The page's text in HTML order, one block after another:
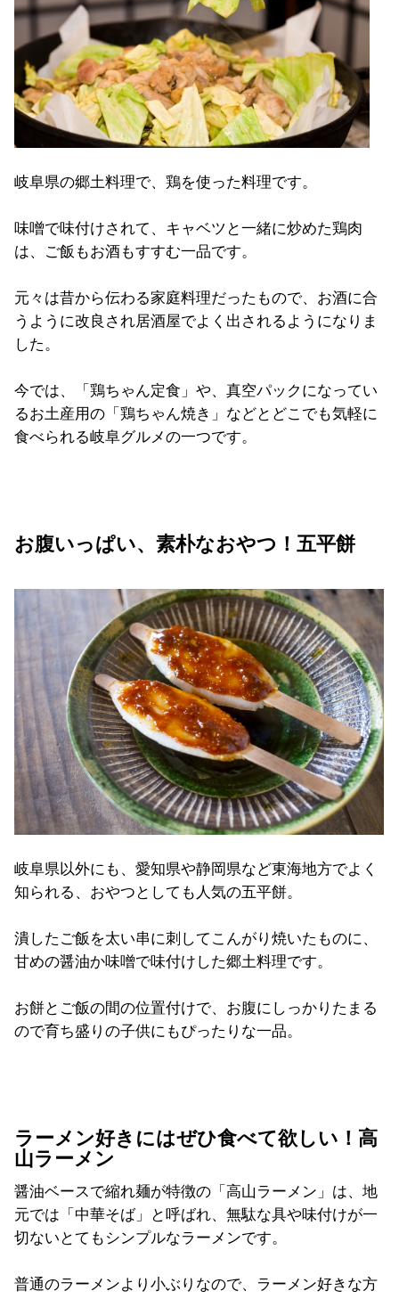
岐阜県の郷土料理で、鶏を使った料理です。
味噌で味付けされて、キャベツと一緒に炒めた鶏肉
は、ご飯もお酒もすすむ一品です。
元々は昔から伝わる家庭料理だったもので、お酒に合
うように改良され居酒屋でよく出されるようになりま
した。
今では、「鶏ちゃん定食」や、真空パックになってい
るお土産用の「鶏ちゃん焼き」などとどこでも気軽に
食べられる岐阜グルメの一つです。
お腹いっぱい、素朴なおやつ！五平餅
岐阜県以外にも、愛知県や静岡県など東海地方でよく
知られる、おやつとしても人気の五平餅。
潰したご飯を太い串に刺してこんがり焼いたものに、
甘めの醤油か味噌で味付けした郷土料理です。
お餅とご飯の間の位置付けで、お腹にしっかりたまる
ので育ち盛りの子供にもぴったりな一品。
ラーメン好きにはぜひ食べて欲しい！高
山ラーメン
醤油ベースで縮れ麺が特徴の「高山ラーメン」は、地
元では「中華そば」と呼ばれ、無駄な具や味付けが一
切ないとてもシンプルなラーメンです。
普通のラーメンより小ぶりなので、ラーメン好きな方